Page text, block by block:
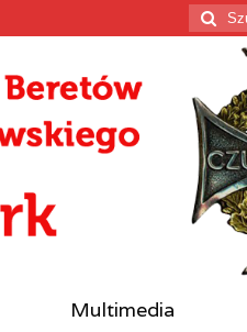
Szuklaj
w:
Multimedia